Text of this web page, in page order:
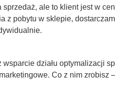
ale to klient jest w
z pobytu w sklepie,
wsparcie działu optymalizacji
Co z nim zrobisz